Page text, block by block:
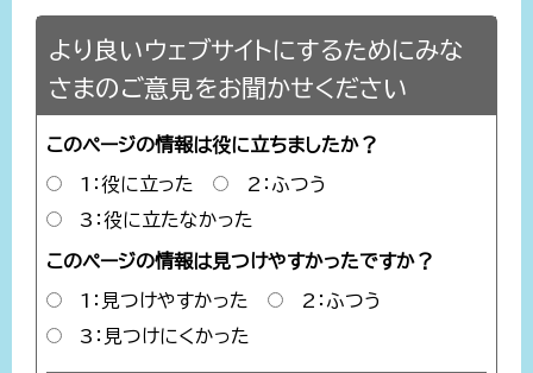
より良いウェブサイトにするためにみな
さまのご意見をお聞かせください
このページの情報は役に立ちましたか？
1：役に立った
2：ふつう
3：役に立たなかった
このページの情報は見つけやすかったですか？
1：見つけやすかった
2：ふつう
3：見つけにくかった